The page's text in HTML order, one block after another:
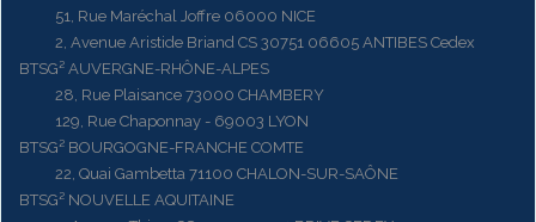
51, Rue Maréchal Joffre 06000 NICE
2, Avenue Aristide Briand CS 30751 06605 ANTIBES Cedex
BTSG² AUVERGNE-RHÔNE-ALPES
28, Rue Plaisance 73000 CHAMBERY
129, Rue Chaponnay - 69003 LYON
BTSG² BOURGOGNE-FRANCHE COMTE
22, Quai Gambetta 71100 CHALON-SUR-SAÔNE
BTSG² NOUVELLE AQUITAINE